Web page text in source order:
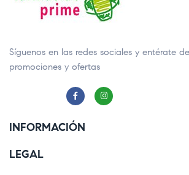
Síguenos en las redes sociales y entérate
promociones y ofertas
INFORMACIÓN
LEGAL